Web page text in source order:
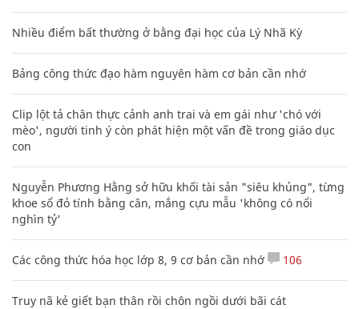
Nhiều điểm bất thường ở bằng đại học của Lý Nhã Kỳ
Bảng công thức đạo hàm nguyên hàm cơ bản cần nhớ
Clip lột tả chân thực cảnh anh trai và em gái như 'chó với
mèo', người tinh ý còn phát hiện một vấn đề trong giáo dục
con
Nguyễn Phương Hằng sở hữu khối tài sản "siêu khủng", từng
khoe sổ đỏ tính bằng cân, mắng cựu mẫu 'không có nổi
nghìn tỷ'
Các công thức hóa học lớp 8, 9 cơ bản cần nhớ 106
Truy nã kẻ giết bạn thân rồi chôn ngồi dưới bãi cát